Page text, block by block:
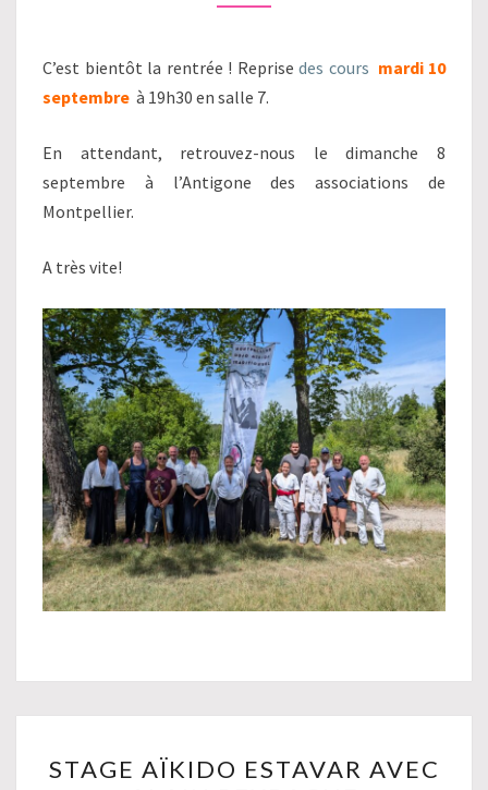
C’est bientôt la rentrée ! Reprisedes cours mardi 10
septembre à 19h30 en salle 7.
En attendant, retrouvez-nous le dimanche 8
septembre à l’Antigone des associations de
Montpellier.
A très vite!
AÏKIDO
STAGE AÏKIDO ESTAVAR AVEC